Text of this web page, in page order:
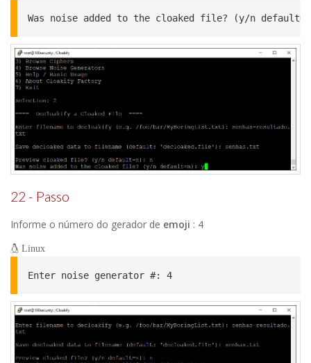
Was noise added to the cloaked file? (y/n
22 - Passo
Informe o número do gerador de emoji : 4
Linux
Enter noise generator #: 4